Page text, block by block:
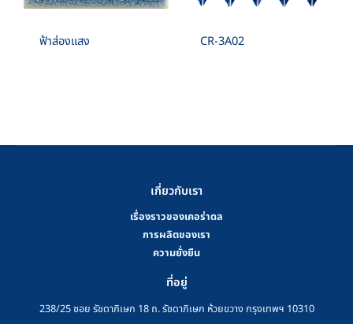
ฟ้าส่องแสง CR-3A02
เกี่ยวกับเรา
เรื่องราวของเคอร่าดล
การผลิตของเรา
ความยั่งยืน
ที่อยู่
238/25 ซอย รัชดาภิเษก 18 ถ. รัชดาภิเษก ห้วยขวาง กรุงเทพฯ 10310